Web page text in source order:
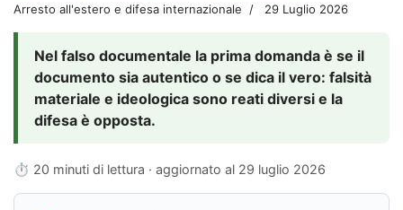
Arresto all'estero e difesa internazionale 29 Luglio 2026
Nel falso documentale la prima domanda è se il
documento sia autentico o se dica il vero: falsità
materiale e ideologica sono reati diversi e la
difesa è opposta.
⏱ 20 minuti di lettura · aggiornato al 29 luglio 2026